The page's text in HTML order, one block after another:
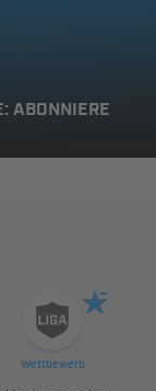
ABONNIERE
Wettbewerb